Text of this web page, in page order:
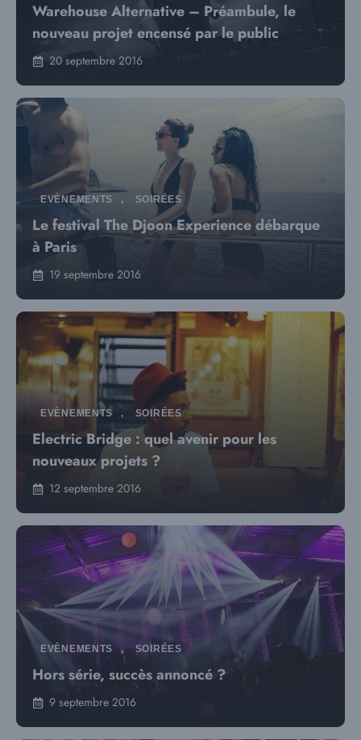
Warehouse Alternative – Préambule, le
nouveau projet encensé par le public
20 septembre 2016
EVÈNEMENTS , SOIRÉES
Le festival The Djoon Experience débarque
à Paris
19 septembre 2016
EVÈNEMENTS , SOIRÉES
Electric Bridge : quel avenir pour les
nouveaux projets ?
12 septembre 2016
EVÈNEMENTS , SOIRÉES
Hors série, succès annoncé ?
9 septembre 2016